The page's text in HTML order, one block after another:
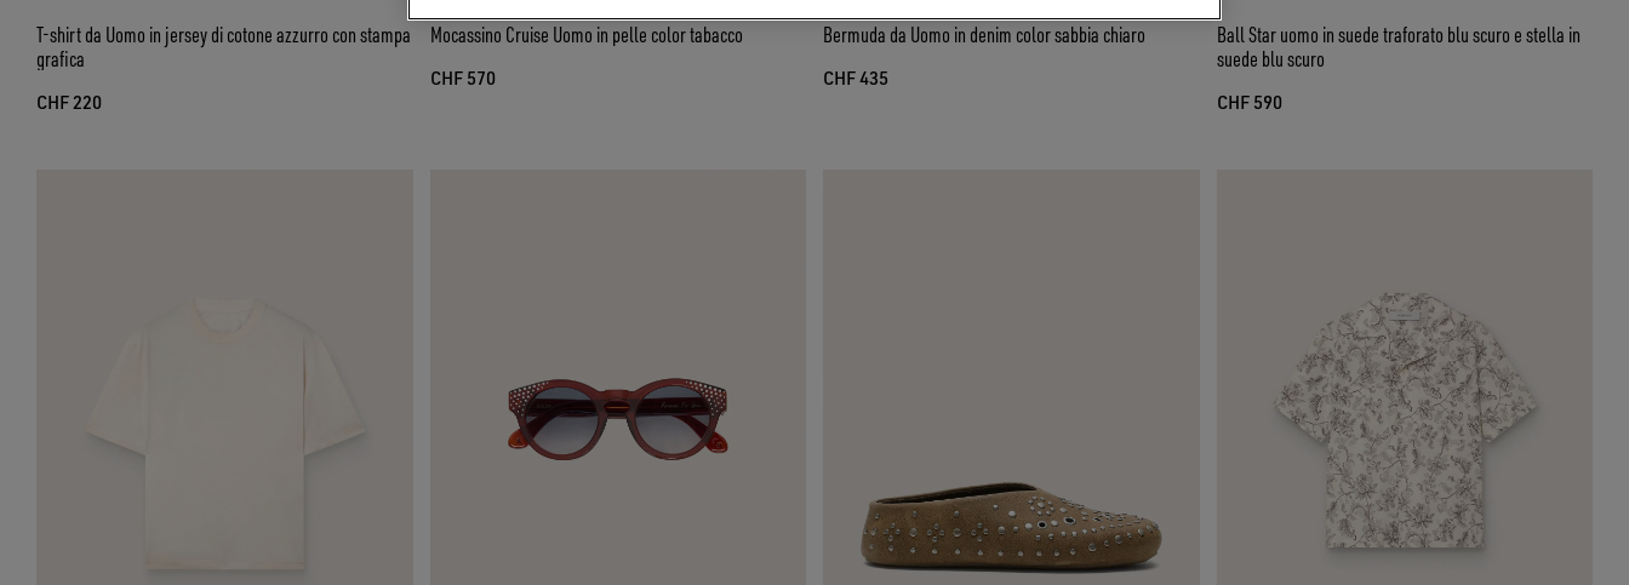
T-shirt da Uomo in jersey di cotone azzurro con stampa
grafica
CHF 220
Mocassino Cruise Uomo in pelle color tabacco
CHF 570
Bermuda da Uomo in denim color sabbia chiaro
CHF 435
Ball Star uomo in suede traforato blu scuro e stella in
suede blu scuro
CHF 590